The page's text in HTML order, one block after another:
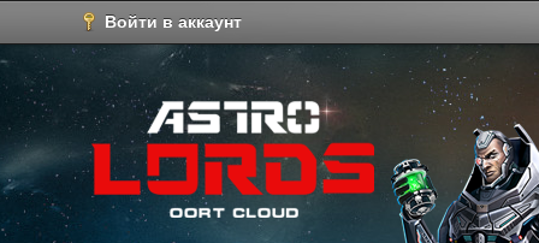
Войти в аккаунт